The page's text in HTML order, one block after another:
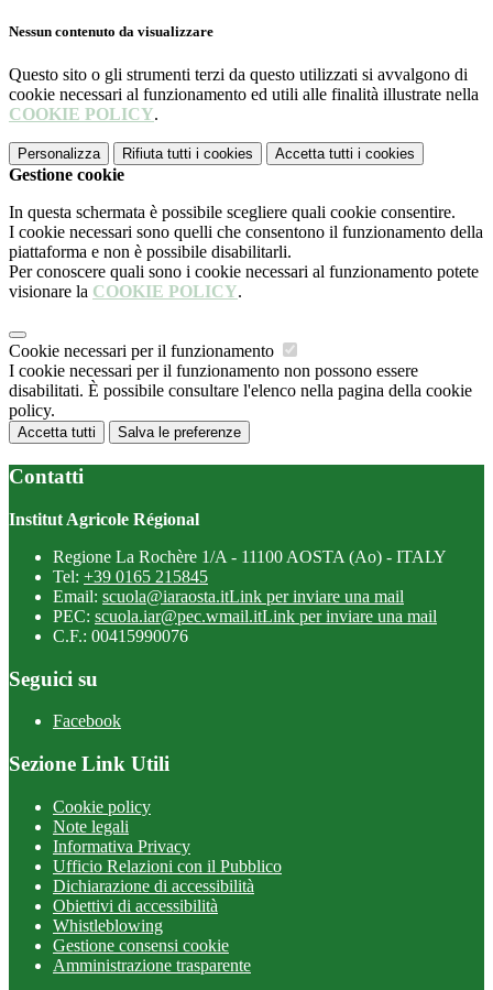
Nessun contenuto da visualizzare
Questo sito o gli strumenti terzi da questo utilizzati si avvalgono di
cookie necessari al funzionamento ed utili alle finalità illustrate nella
COOKIE POLICY.
Personalizza Rifiuta tutti i cookies Accetta tutti i cookies
Gestione cookie
In questa schermata è possibile scegliere quali cookie consentire.
I cookie necessari sono quelli che consentono il funzionamento della
piattaforma e non è possibile disabilitarli.
Per conoscere quali sono i cookie necessari al funzionamento potete
visionare la COOKIE POLICY.
Cookie necessari per il funzionamento
I cookie necessari per il funzionamento non possono essere
disabilitati. È possibile consultare l'elenco nella pagina della cookie
policy.
Accetta tutti Salva le preferenze
Contatti
Institut Agricole Régional
Regione La Rochère 1/A - 11100 AOSTA (Ao) - ITALY
Tel: +39 0165 215845
Email: scuola@iaraosta.itLink per inviare una mail
PEC: scuola.iar@pec.wmail.itLink per inviare una mail
C.F.: 00415990076
Seguici su
Facebook
Sezione Link Utili
Cookie policy
Note legali
Informativa Privacy
Ufficio Relazioni con il Pubblico
Dichiarazione di accessibilità
Obiettivi di accessibilità
Whistleblowing
Gestione consensi cookie
Amministrazione trasparente